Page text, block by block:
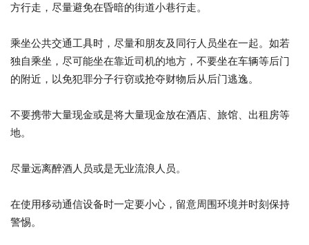
方行走，尽量避免在昏暗的街道小巷行走。
乘坐公共交通工具时，尽量和朋友及同行人员坐在一起。如若
独自乘坐，尽可能坐在靠近司机的地方，不要坐在车辆等后门
的附近，以免犯罪分子行窃或抢夺财物后从后门逃逸。
不要携带大量现金或是将大量现金放在酒店、旅馆、出租房等
地。
尽量远离醉酒人员或是无业流浪人员。
在使用移动通信设备时一定要小心，留意周围环境并时刻保持
警惕。